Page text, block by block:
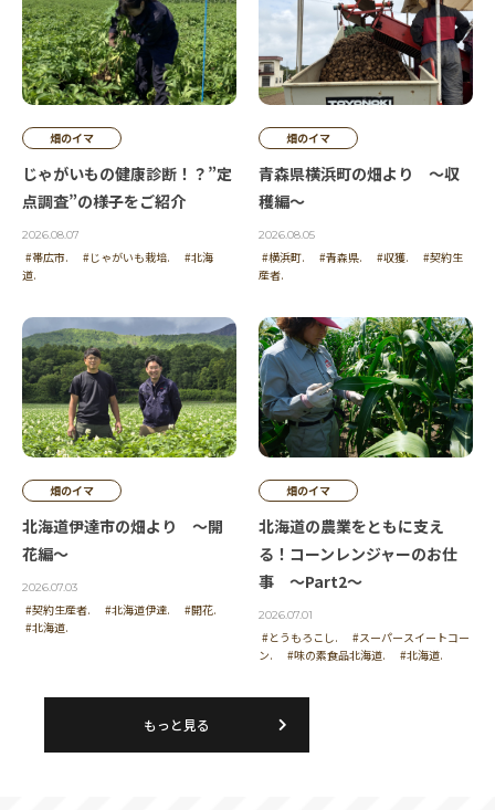
畑のイマ
じゃがいもの健康診断！？”定
点調査”の様子をご紹介
2026.08.07
#帯広市. #じゃがいも栽培.
#北海
道.
畑のイマ
青森県横浜町の畑より ～収
穫編～
2026.08.05
#横浜町. #青森県. #収獲.
#契約生
産者.
畑のイマ
北海道伊達市の畑より ～開
花編～
2026.07.03
#契約生産者. #北海道伊達.
#開花.
#北海道.
畑のイマ
北海道の農業をともに支え
る！コーンレンジャーのお仕
事 ～Part2～
2026.07.01
#とうもろこし.
#スーパースイートコー
ン.
#味の素食品北海道. #北海道.
もっと見る